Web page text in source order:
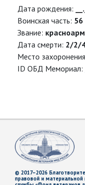
Дата рождения:
Воинская часть: 56
Звание:
Дата смерти: 2/2/
Место
ID ОБД Мемориал:
© 2017–2026
правовой и материальной